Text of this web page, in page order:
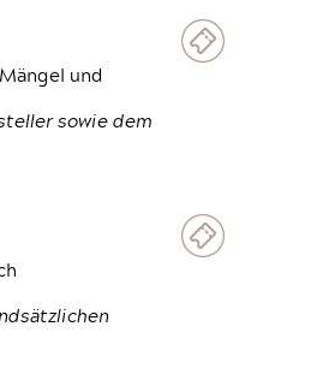
und
sowie dem